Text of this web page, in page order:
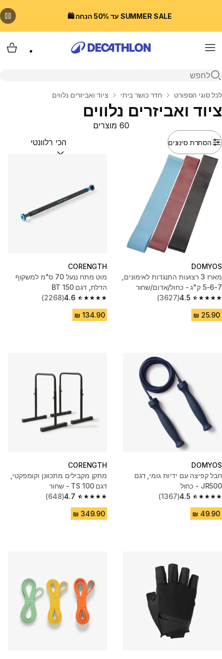
SUMMER SALE עד 50% הנחה 🛍️
Menu
פתיחת חיפוש
בית
לכל סוגי הספורט חדר כושר ביתי ציוד ואביזרים נלווים
ציוד ואביזרים נלווים
הסתרת סינונים
60 מוצרים
מיין לפי:(optional)
DOMYOS
מארז 3 רצועות התנגדות לאימונים,
5-6-7 ק"ג - כחול/אדום/שחור
4.5
4.5 out of 5 stars from 3627 reviews
(3627)
CORENGTH
מוט מתח ננעל 70 ס"מ למשקוף
הדלת, דגם BT 150
4.6
4.6 out of 5 stars from 2268 reviews
(2268)
DOMYOS
חבל קפיצה עם ידיות גומי, דגם
JR500 - כחול
4.5
4.5 out of 5 stars from 1367 reviews
(1367)
CORENGTH
מתקן מקבילים מתכוונן וקומפקטי,
דגם ‎ TS 100- שחור
4.7
4.7 out of 5 stars from 648 reviews
(648)